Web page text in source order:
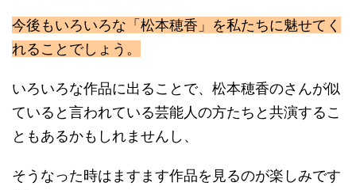
今後もいろいろな「松本穂香」を私たちに魅せてく
れることでしょう。
いろいろな作品に出ることで、松本穂香のさんが似
ていると言われている芸能人の方たちと共演するこ
ともあるかもしれませんし、
そうなった時はますます作品を見るのが楽しみです